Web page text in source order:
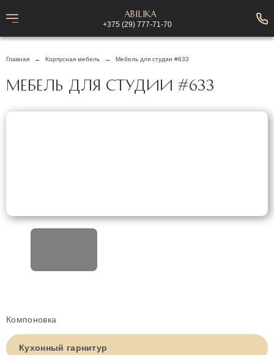
Abilika
+375 (29) 777-71-70
Главная Корпусная мебель Мебель для студии #633
МЕБЕЛЬ ДЛЯ СТУДИИ #633
Компоновка
Кухонный гарнитур